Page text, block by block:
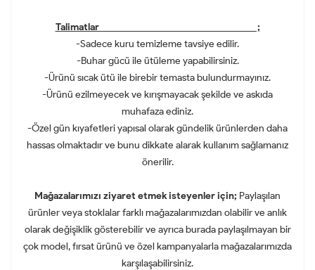
Talimatlar ;
-Sadece kuru temizleme tavsiye edilir.
-Buhar gücü ile ütüleme yapabilirsiniz.
-Ürünü sıcak ütü ile birebir temasta bulundurmayınız.
-Ürünü ezilmeyecek ve kırışmayacak şekilde ve askıda
muhafaza ediniz.
-Özel gün kıyafetleri yapısal olarak gündelik ürünlerden daha
hassas olmaktadır ve bunu dikkate alarak kullanım sağlamanız
önerilir.
Mağazalarımızı ziyaret etmek isteyenler için; Paylaşılan
ürünler veya stoklalar farklı mağazalarımızdan olabilir ve anlık
olarak değişiklik gösterebilir ve ayrıca burada paylaşılmayan bir
çok model, fırsat ürünü ve özel kampanyalarla mağazalarımızda
karşılaşabilirsiniz.